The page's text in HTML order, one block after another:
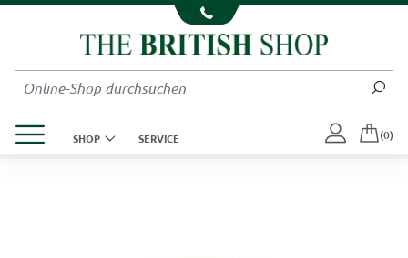
Kompletten Head der Seite überspringen
SHOP SERVICE (0)